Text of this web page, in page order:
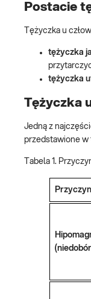
Postacie
Tężyczka u
tężyczka
tężyczka
Tężyczka
Jedną z
przedstawione w
Tabela 1.
(niedobór